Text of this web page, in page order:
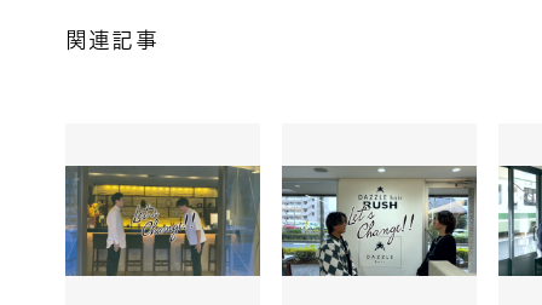
関連記事